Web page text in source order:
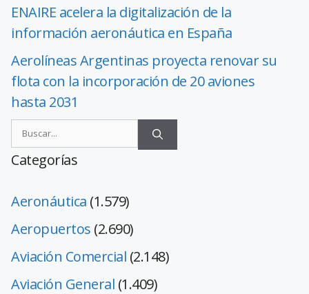
ENAIRE acelera la digitalización de la
información aeronáutica en España
Aerolíneas Argentinas proyecta renovar su
flota con la incorporación de 20 aviones
hasta 2031
Categorías
Aeronáutica (1.579)
Aeropuertos (2.690)
Aviación Comercial (2.148)
Aviación General (1.409)